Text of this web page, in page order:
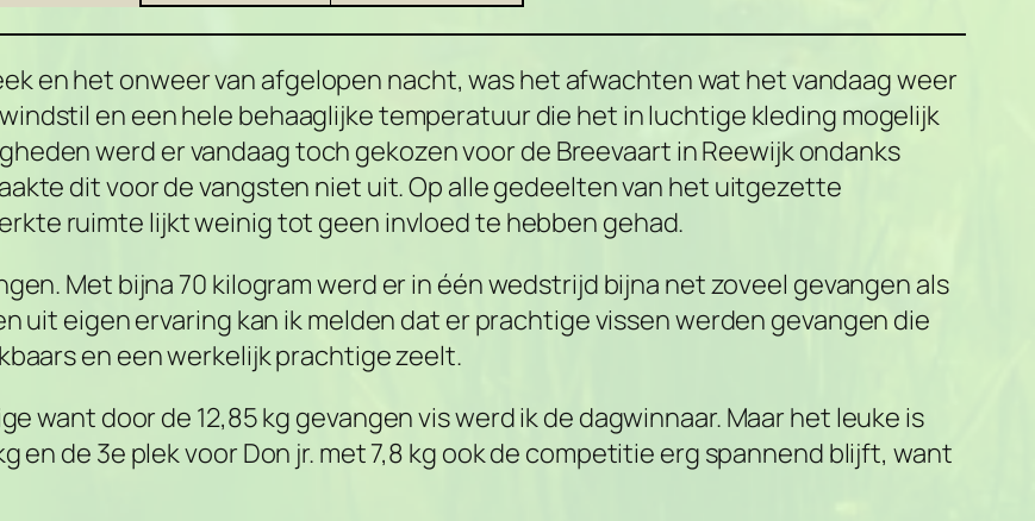
en het onweer van afgelopen nacht, was het afwachten wat het vandaag weer
en een hele behaaglijke temperatuur die het in luchtige kleding mogelijk
werd er vandaag toch gekozen voor de Breevaart in Reewijk ondanks
dit voor de vangsten niet uit. Op alle gedeelten van het uitgezette
ruimte lijkt weinig tot geen invloed te hebben gehad.
Met bijna 70 kilogram werd er in één wedstrijd bijna net zoveel gevangen als
uit eigen ervaring kan ik melden dat er prachtige vissen werden gevangen die
en een werkelijk prachtige zeelt.
want door de 12,85 kg gevangen vis werd ik de dagwinnaar. Maar het leuke is
en de 3e plek voor Don jr. met 7,8 kg ook de competitie erg spannend blijft, want